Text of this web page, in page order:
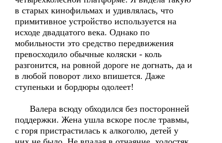
в старых кинофильмах и удивлялась, что
примитивное устройство используется на
исходе двадцатого века. Однако по
мобильности это средство передвижения
превосходило обычные коляски - коль
разгонится, на ровной дороге не догнать, да и
в любой поворот лихо впишется. Даже
ступеньки и бордюры одолеет!
Валера всюду обходился без посторонней
поддержки. Жена ушла вскоре после травмы,
с горя пристрастилась к алкоголю, детей у